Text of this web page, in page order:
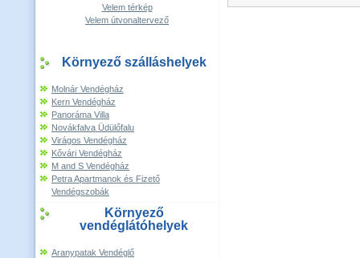
Velem térkép
Velem útvonaltervező
Környező szálláshelyek
Molnár Vendégház
Kern Vendégház
Panoráma Villa
Novákfalva Üdülőfalu
Virágos Vendégház
Kővári Vendégház
M and S Vendégház
Petra Apartmanok és Fizető
Vendégszobák
Környező
vendéglátóhelyek
Aranypatak Vendéglő